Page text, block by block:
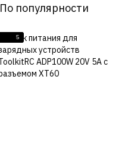
По популярности
5